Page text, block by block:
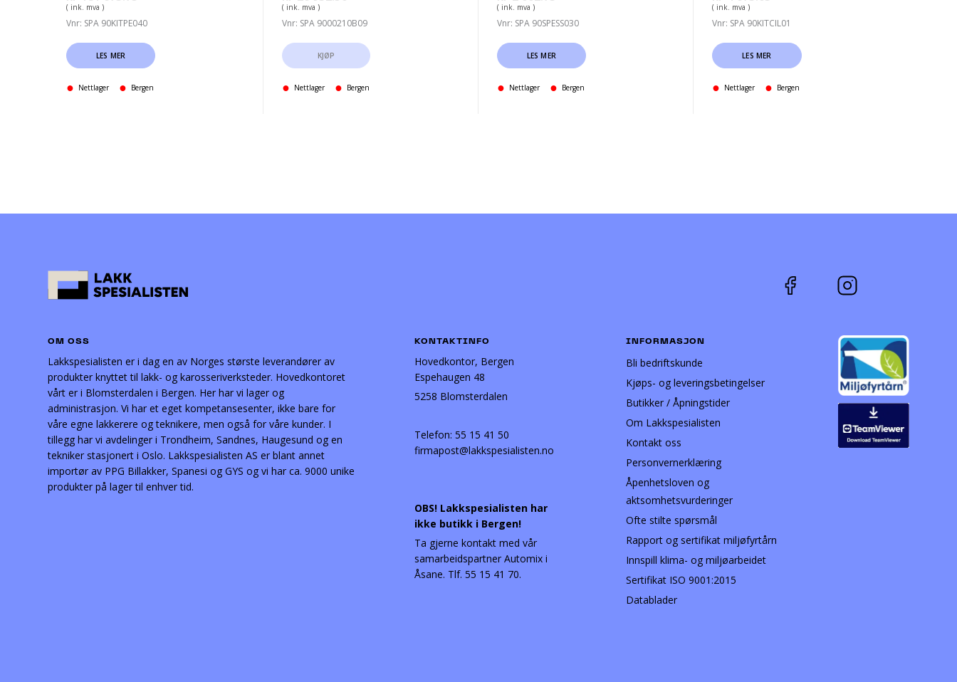
( ink. mva )
Vnr: SPA 90KITPE040
LES MER
Nettlager Bergen
( ink. mva )
Vnr: SPA 9000210B09
KJØP
Nettlager Bergen
( ink. mva )
Vnr: SPA 90SPESS030
LES MER
Nettlager Bergen
( ink. mva )
Vnr: SPA 90KITCIL01
LES MER
Nettlager Bergen
OM OSS
Lakkspesialisten er i dag en av Norges største leverandører av
produkter knyttet til lakk- og karosseriverksteder. Hovedkontoret
vårt er i Blomsterdalen i Bergen. Her har vi lager og
administrasjon. Vi har et eget kompetansesenter, ikke bare for
våre egne lakkerere og teknikere, men også for våre kunder. I
tillegg har vi avdelinger i Trondheim, Sandnes, Haugesund og en
tekniker stasjonert i Oslo. Lakkspesialisten AS er blant annet
importør av PPG Billakker, Spanesi og GYS og vi har ca. 9000 unike
produkter på lager til enhver tid.
KONTAKTINFO
Hovedkontor, Bergen
Espehaugen 48
5258 Blomsterdalen
Telefon: 55 15 41 50
firmapost@lakkspesialisten.no
OBS! Lakkspesialisten har
ikke butikk i Bergen!
Ta gjerne kontakt med vår
samarbeidspartner Automix i
Åsane. Tlf. 55 15 41 70.
INFORMASJON
Bli bedriftskunde
Kjøps- og leveringsbetingelser
Butikker / Åpningstider
Om Lakkspesialisten
Kontakt oss
Personvernerklæring
Åpenhetsloven og
aktsomhetsvurderinger
Ofte stilte spørsmål
Rapport og sertifikat miljøfyrtårn
Innspill klima- og miljøarbeidet
Sertifikat ISO 9001:2015
Datablader